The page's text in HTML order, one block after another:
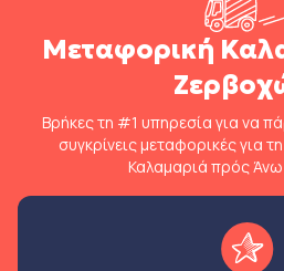
Μεταφορική
Βρήκες τη #1 υπηρεσία για να
συγκρίνεις μεταφορικές για
Καλαμαριά πρός